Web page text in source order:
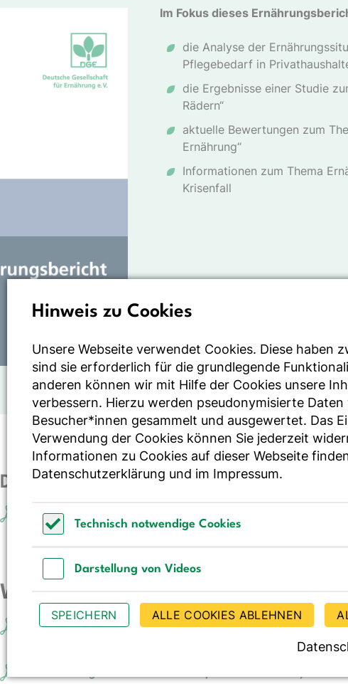
Im Fokus dieses
die Analyse der
Pflegebedarf in
die Ergebnisse einer Studie
Rädern“
aktuelle Bewertungen zum
Ernährung“
Informationen zum Thema
Krisenfall
Download 12. DGE-Ernährungsbericht
12.Ernährungsbericht_2012_20121125.pdf
Weitere Dokumente
Nutrition Report 2012 Summary + corrected fig. 5b (PDF
Hinweis zu Cookies
Unsere Webseite verwendet Cookies. Diese haben
sind sie erforderlich für die grundlegende
anderen können wir mit Hilfe der Cookies unsere
verbessern. Hierzu werden pseudonymisierte Daten
Besucher*innen gesammelt und ausgewertet. Das
Verwendung der Cookies können Sie jederzeit
Informationen zu Cookies auf dieser Webseite
Datenschutzerklärung und im Impressum.
Technisch notwendige Cookies
Darstellung von Videos
SPEICHERN
ALLE COOKIES ABLEHNEN